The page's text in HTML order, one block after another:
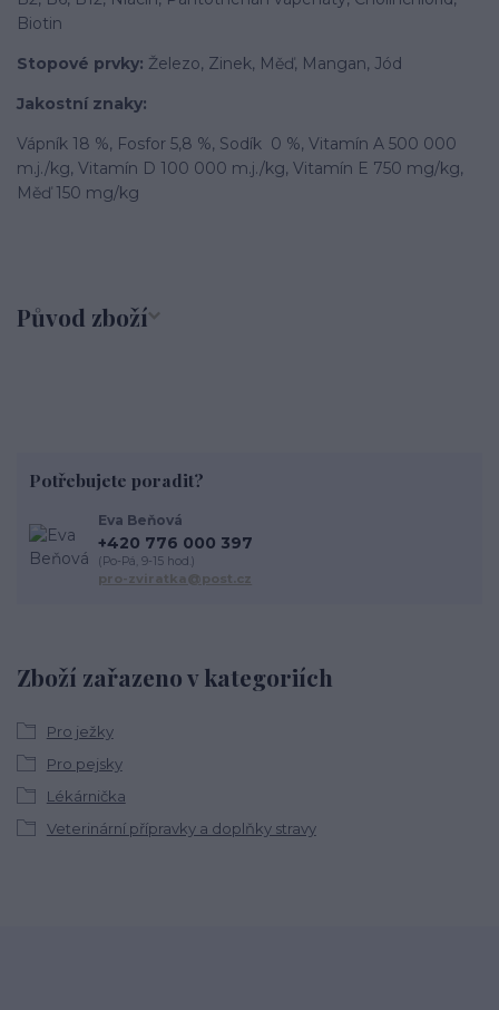
Biotin
Stopové prvky: Železo, Zinek, Měď, Mangan, Jód
Jakostní znaky:
Vápník 18 %, Fosfor 5,8 %, Sodík 0 %, Vitamín A 500 000
m.j./kg, Vitamín D 100 000 m.j./kg, Vitamín E 750 mg/kg,
Měď 150 mg/kg
Původ zboží
Zboží zařazeno v kategoriích
Pro ježky
Pro pejsky
Lékárnička
Veterinární přípravky a doplňky stravy
Potřebujete poradit?
Eva Beňová
+420 776 000 397
(Po-Pá, 9-15 hod.)
pro-zviratka@post.cz